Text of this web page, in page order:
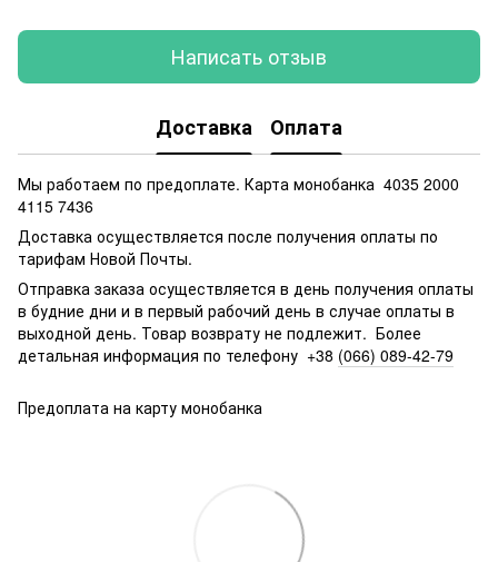
Написать отзыв
Доставка Оплата
Мы работаем по предоплате. Карта монобанка 4035 2000
4115 7436
Доставка осуществляется после получения оплаты по
тарифам Новой Почты.
Отправка заказа осуществляется в день получения оплаты
в будние дни и в первый рабочий день в случае оплаты в
выходной день. Товар возврату не подлежит. Более
детальная информация по телефону +38 (066) 089-42-79
Предоплата на карту монобанка